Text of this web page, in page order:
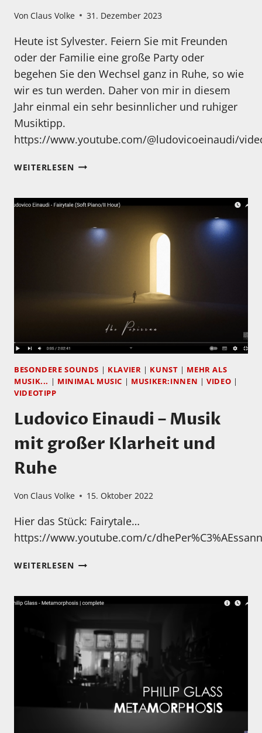
Von Claus Volke 31. Dezember 2023
Heute ist Sylvester. Feiern Sie mit Freunden
oder der Familie eine große Party oder
begehen Sie den Wechsel ganz in Ruhe, so wie
wir es tun werden. Daher von mir in diesem
Jahr einmal ein sehr besinnlicher und ruhiger
Musiktipp.
https://www.youtube.com/@ludovicoeinaudi/
WEITERLESENSYLVESTER
DIESES
MAL
ETWAS
BESONDERE SOUNDS KLAVIER KUNST
MEHR ALS
MUSIK...
MINIMAL MUSIC MUSIKER:INNEN |VIDEO
VIDEOTIPP
Ludovico Einaudi – Musik
mit großer Klarheit und
Ruhe
Von Claus Volke 15. Oktober 2022
Hier das Stück: Fairytale…
https://www.youtube.com/c/
WEITERLESENLUDOVICO
MUSIK
GROSSER K
LARHEIT U
ND R
UHE